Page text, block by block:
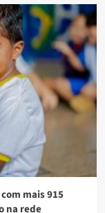
mais 915
na rede